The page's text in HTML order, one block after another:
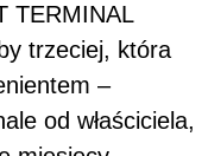
TERMINAL
trzeciej, która
–
od właściciela,